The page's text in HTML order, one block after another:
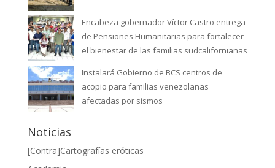
Encabeza gobernador Víctor Castro entrega
de Pensiones Humanitarias para fortalecer
el bienestar de las familias sudcalifornianas
Instalará Gobierno de BCS centros de
acopio para familias venezolanas
afectadas por sismos
Noticias
[Contra]Cartografías eróticas